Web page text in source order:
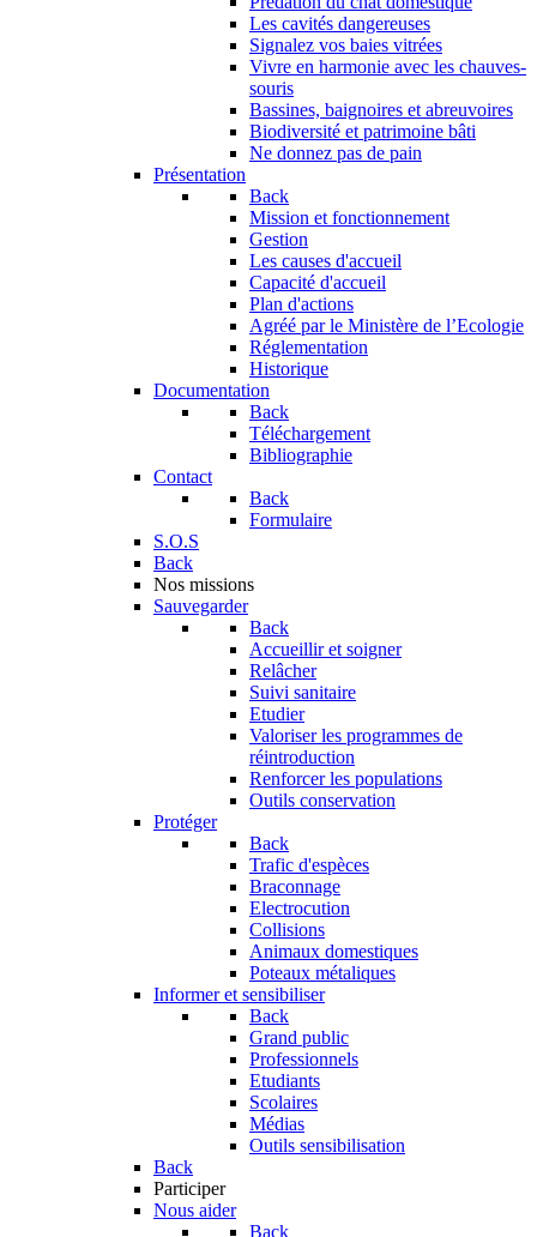
Les cavités dangereuses
Signalez vos baies vitrées
Vivre en harmonie avec les chauves-
souris
Bassines, baignoires et abreuvoires
Biodiversité et patrimoine bâti
Ne donnez pas de pain
Présentation
Back
Mission et fonctionnement
Gestion
Les causes d'accueil
Capacité d'accueil
Plan d'actions
Agréé par le Ministère de l’Ecologie
Réglementation
Historique
Documentation
Back
Téléchargement
Bibliographie
Contact
Back
Formulaire
S.O.S
Back
Nos missions
Sauvegarder
Back
Accueillir et soigner
Relâcher
Suivi sanitaire
Etudier
Valoriser les programmes de
réintroduction
Renforcer les populations
Outils conservation
Protéger
Back
Trafic d'espèces
Braconnage
Electrocution
Collisions
Animaux domestiques
Poteaux métaliques
Informer et sensibiliser
Back
Grand public
Professionnels
Etudiants
Scolaires
Médias
Outils sensibilisation
Back
Participer
Nous aider
Back